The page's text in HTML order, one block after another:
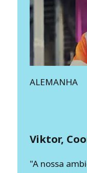
ALEMANHA
Viktor,
"A nossa